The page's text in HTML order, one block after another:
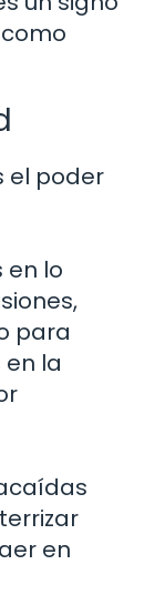
el poder
en lo
para
la
en